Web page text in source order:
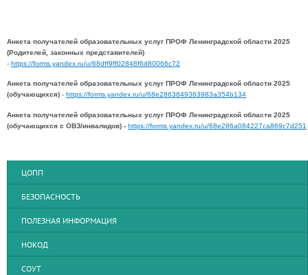
Анкета получателей образовательных услуг ПРОФ Ленинградской области 2025
(Родителей, законных представителей)
- https://forms.yandex.ru/u/68dff9ff02848f6d80066c72
Анкета получателей образовательных услуг ПРОФ Ленинградской области 2025
(обучающихся) - https://forms.yandex.ru/u/68e2863849363983a354b134
Анкета получателей образовательных услуг ПРОФ Ленинградской области 2025
(обучающихся с ОВЗ/инвалидов) - https://forms.yandex.ru/u/68e286a084227ca869c7d251
ЦОПП
БЕЗОПАСНОСТЬ
ПОЛЕЗНАЯ ИНФОРМАЦИЯ
НОКОД
СОУТ